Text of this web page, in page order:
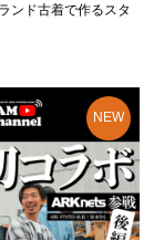
ンド古着で作るスタ